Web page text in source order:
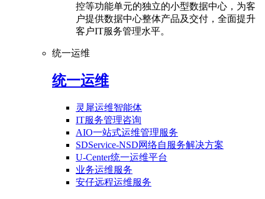
控等功能单元的独立的小型数据中心，为客
户提供数据中心整体产品及交付，全面提升
客户IT服务管理水平。
统一运维
统一运维
灵犀运维智能体
IT服务管理咨询
AIO一站式运维管理服务
SDService-NSD网络自服务解决方案
U-Center统一运维平台
业务运维服务
安仔远程运维服务